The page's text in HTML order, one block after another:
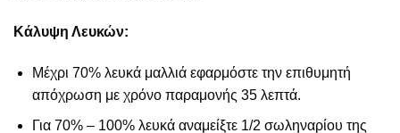
Κάλυψη Λευκών:
Μέχρι 70% λευκά μαλλιά εφαρμόστε την επιθυμητή
απόχρωση με χρόνο παραμονής 35 λεπτά.
Για 70% – 100% λευκά αναμείξτε 1/2 σωληναρίου της